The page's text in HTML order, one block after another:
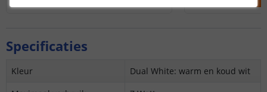
Specificaties
Kleur
Dual White: warm en koud wit